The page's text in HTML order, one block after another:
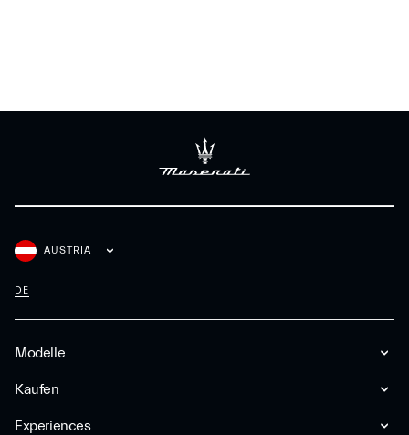
Modelle
Kaufen
Experiences
AUSTRIA
DE